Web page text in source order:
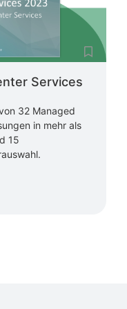
Services
32 Managed
in mehr als
15